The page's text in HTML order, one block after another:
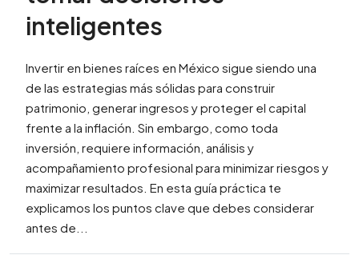
inteligentes
Invertir en bienes raíces en México sigue siendo una
de las estrategias más sólidas para construir
patrimonio, generar ingresos y proteger el capital
frente a la inflación. Sin embargo, como toda
inversión, requiere información, análisis y
acompañamiento profesional para minimizar riesgos y
maximizar resultados. En esta guía práctica te
explicamos los puntos clave que debes considerar
antes de...